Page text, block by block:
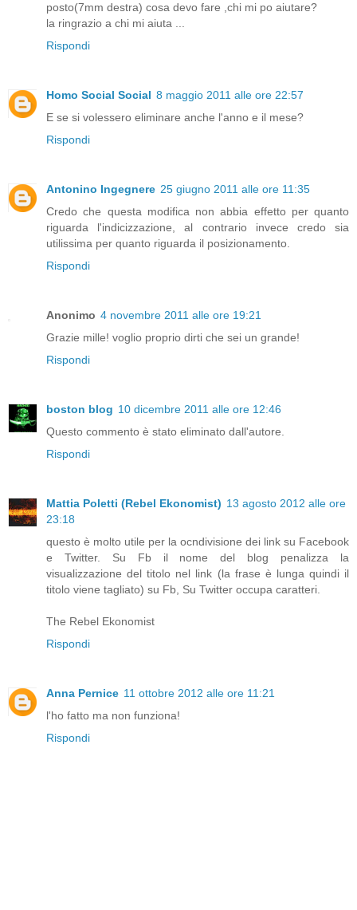
posto(7mm destra) cosa devo fare ,chi mi po aiutare?
la ringrazio a chi mi aiuta ...
Rispondi
Homo Social Social 8 maggio 2011 alle ore 22:57
E se si volessero eliminare anche l'anno e il mese?
Rispondi
Antonino Ingegnere 25 giugno 2011 alle ore 11:35
Credo che questa modifica non abbia effetto per quanto
riguarda l'indicizzazione, al contrario invece credo sia
utilissima per quanto riguarda il posizionamento.
Rispondi
Anonimo 4 novembre 2011 alle ore 19:21
Grazie mille! voglio proprio dirti che sei un grande!
Rispondi
boston blog 10 dicembre 2011 alle ore 12:46
Questo commento è stato eliminato dall'autore.
Rispondi
Mattia Poletti (Rebel Ekonomist) 13 agosto 2012 alle ore
23:18
questo è molto utile per la ocndivisione dei link su Facebook
e Twitter. Su Fb il nome del blog penalizza la
visualizzazione del titolo nel link (la frase è lunga quindi il
titolo viene tagliato) su Fb, Su Twitter occupa caratteri.
The Rebel Ekonomist
Rispondi
Anna Pernice 11 ottobre 2012 alle ore 11:21
l'ho fatto ma non funziona!
Rispondi